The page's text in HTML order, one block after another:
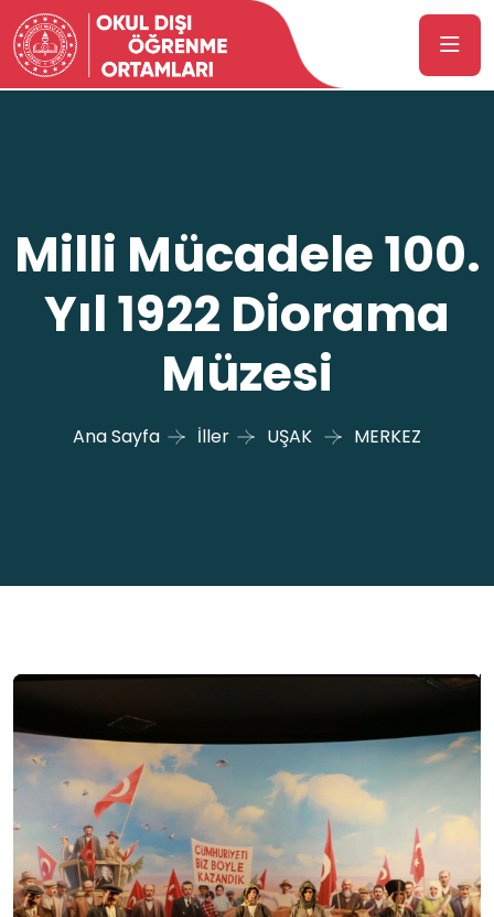
Milli Mücadele 100.
Yıl 1922 Diorama
Müzesi
Ana Sayfa İller UŞAK MERKEZ